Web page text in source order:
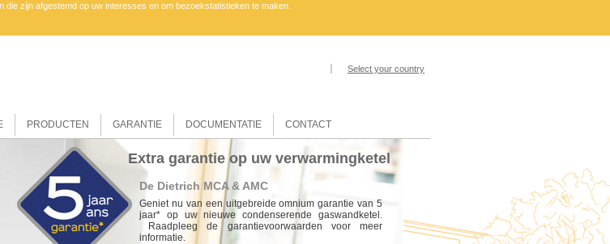
zijn afgestemd op uw interesses en om bezoekstatistieken te maken.
Select your country
PRODUCTEN GARANTIE DOCUMENTATIE CONTACT
Extra garantie op uw verwarmingketel
De Dietrich MCA & AMC
Geniet nu van een uitgebreide omnium garantie van 5
jaar* op uw nieuwe condenserende gaswandketel.
Raadpleeg de garantievoorwaarden voor meer
informatie.